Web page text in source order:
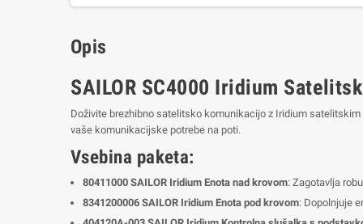
Opis
SAILOR SC4000 Iridium
Doživite brezhibno satelitsko komunikacijo z Iridium
vaše komunikacijske potrebe na poti.
Vsebina paketa:
80411000 SAILOR Iridium Enota nad krovom: Zagotavlja
8341200006 SAILOR Iridium Enota pod krovom: Dopolnjuje